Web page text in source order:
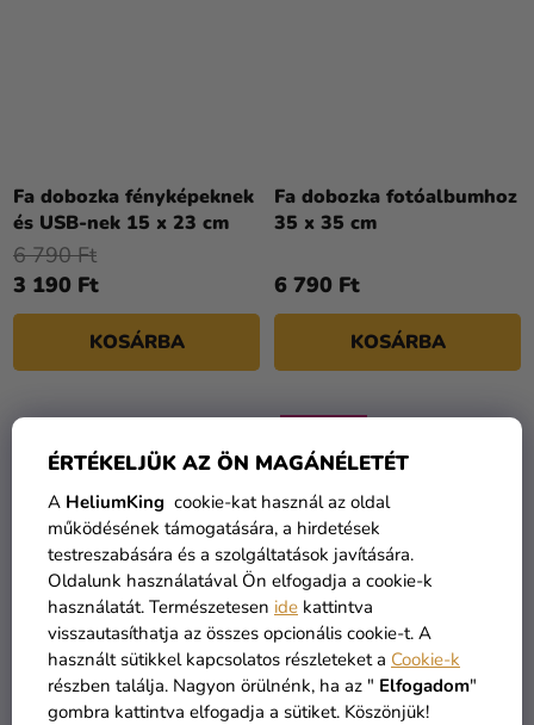
ÉRTÉKELJÜK AZ ÖN MAGÁNÉLETÉT
A HeliumKing cookie-kat használ az oldal
működésének támogatására, a hirdetések
testreszabására és a szolgáltatások javítására.
Oldalunk használatával Ön elfogadja a cookie-k
használatát. Természetesen ide kattintva
visszautasíthatja az összes opcionális cookie-t. A
használt sütikkel kapcsolatos részleteket a Cookie-k
részben találja. Nagyon örülnénk, ha az " Elfogadom"
gombra kattintva elfogadja a sütiket. Köszönjük!
Fa dobozka fényképeknek
és USB-nek 15 x 23 cm
3 190 Ft
6 790 Ft
KOSÁRBA
Fa dobozka fotóalbumhoz
35 x 35 cm
6 790 Ft
KOSÁRBA
Felfújható gitár 106 cm
Fényképkeret fotós
kellékekkel